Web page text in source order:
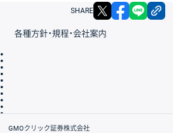
SHARE X
各種方針・規程・会社案内
会社案内
GMOクリック証券株式会社